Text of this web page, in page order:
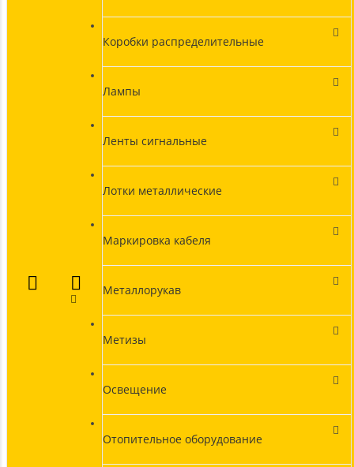
Коробки распределительные
Лампы
Ленты сигнальные
Лотки металлические
Маркировка кабеля
Металлорукав
Метизы
Освещение
Отопительное оборудование